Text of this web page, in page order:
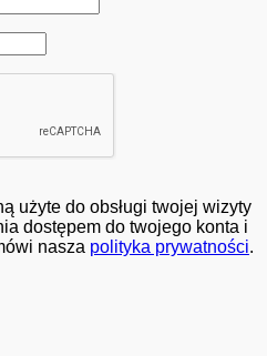
użyte do obsługi twojej wizyty
dostępem do twojego konta i
nasza polityka prywatności.